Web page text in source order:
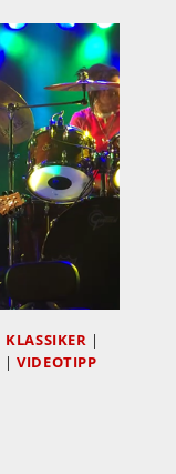
KLASSIKER |
| VIDEOTIPP